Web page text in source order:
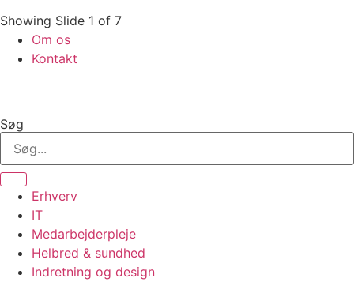
Showing Slide 1 of 7
Om os
Kontakt
Søg
Erhverv
IT
Medarbejderpleje
Helbred & sundhed
Indretning og design